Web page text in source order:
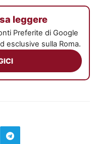
leggere
Preferite di Google
esclusive sulla Roma.